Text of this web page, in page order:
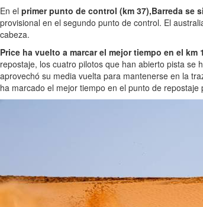
En el primer punto de control (km 37),Barreda se
provisional en el segundo punto de control. El
cabeza.
Price ha vuelto a marcar el mejor tiempo en el km
repostaje, los cuatro pilotos que han abierto pista se
aprovechó su media vuelta para mantenerse en la
ha marcado el mejor tiempo en el punto de